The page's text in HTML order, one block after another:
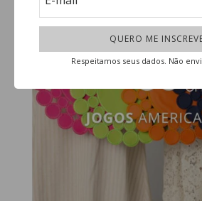
Respeitamos seus dados. Não